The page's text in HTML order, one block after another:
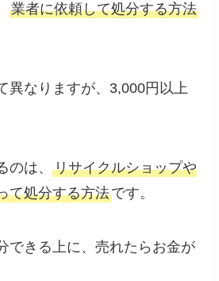
業者に依頼して処分する方法
異なりますが、3,000円以上
のは、リサイクルショップや
て処分する方法です。
できる上に、売れたらお金が